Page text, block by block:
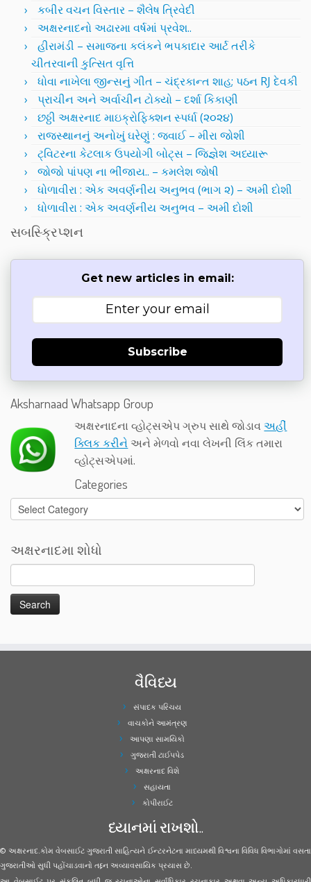
કબીર વચન વિસ્તાર – શૈલેષ ત્રિવેદી
અક્ષરનાદનો અઢારમા વર્ષમાં પ્રવેશ..
હીરામંડી – સમાજના કલંકને ભપકાદાર આર્ટ તરીકે
ચીતરવાની કુત્સિત વૃત્તિ
ધોવા નાખેલા જીન્સનું ગીત – ચંદ્રકાન્ત શાહ; પઠન RJ દેવકી
પ્રાચીન અને અર્વાચીન ટોક્યો – દર્શા કિકાણી
છઠ્ઠી અક્ષરનાદ માઇક્રોફિક્શન સ્પર્ધા (૨૦૨૪)
રાજસ્થાનનું અનોખું ઘરેણું : જવાઈ – મીરા જોશી
ટ્વિટરના કેટલાક ઉપયોગી બોટ્સ – જિજ્ઞેશ અધ્યારૂ
જોજો પાંપણ ના ભીંજાય.. – કમલેશ જોષી
ધોળાવીરા : એક અવર્ણનીય અનુભવ (ભાગ ૨) – અમી દોશી
ધોળાવીરા : એક અવર્ણનીય અનુભવ – અમી દોશી
સબસ્ક્રિપ્શન
Get new articles in email:
Subscribe
Aksharnaad Whatsapp Group
અક્ષરનાદના વ્હોટ્સએપ ગ્રુપ સાથે જોડાવઅહીં
ક્લિક કરીને અને મેળવો નવા લેખની લિંક તમારા
વ્હોટ્સએપમાં.
Categories
Categories
અક્ષરનાદમા શોધો
વૈવિધ્ય
સંપાદક પરિચય
વાચકોને આમંત્રણ
આપણા સામયિકો
ગુજરાતી ટાઈપપેડ
અક્ષરનાદ વિશે
સહાયતા
કોપીરાઈટ
ધ્યાનમાં રાખશો..
© અક્ષરનાદ.કોમ વેબસાઈટ ગુજરાતી સાહિત્યને ઈન્ટરનેટના માધ્યમથી વિશ્વના વિવિધ વિભાગોમાં વસતા
ગુજરાતીઓ સુધી પહોંચાડવાનો તદ્દન અવ્યાવસાયિક પ્રયાસ છે.